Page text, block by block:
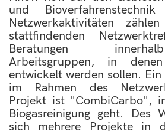
und
Netzwerkaktivitäten
stattfindenden
Beratungen
Arbeitsgruppen, in
entwickelt werden sollen.
im Rahmen des
Projekt ist "CombiCarbo",
Biogasreinigung geht. Des
sich mehrere Projekte in